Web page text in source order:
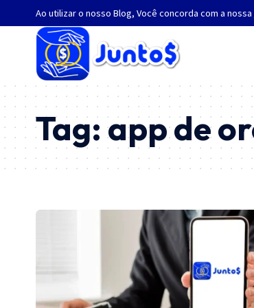
Ao utilizar o nosso Blog, Você concorda com a nossa
Tag:app de